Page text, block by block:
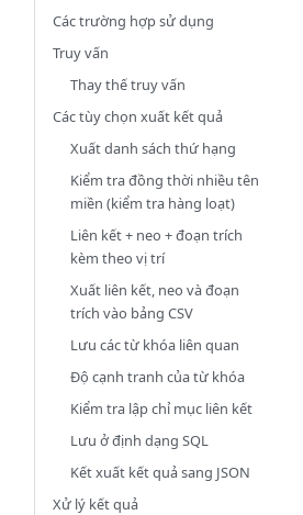
Các trường hợp sử dụng
Truy vấn
Thay thế truy vấn
Các tùy chọn xuất kết quả
Xuất danh sách thứ hạng
Kiểm tra đồng thời nhiều tên
miền (kiểm tra hàng loạt)
Liên kết + neo + đoạn trích
kèm theo vị trí
Xuất liên kết, neo và đoạn
trích vào bảng CSV
Lưu các từ khóa liên quan
Độ cạnh tranh của từ khóa
Kiểm tra lập chỉ mục liên kết
Lưu ở định dạng SQL
Kết xuất kết quả sang JSON
Xử lý kết quả